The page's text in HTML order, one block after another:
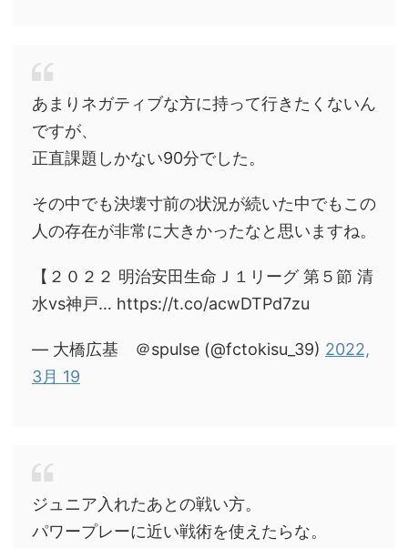
あまりネガティブな方に持って行きたくないん
ですが、
正直課題しかない90分でした。
その中でも決壊寸前の状況が続いた中でもこの
人の存在が非常に大きかったなと思いますね。
【２０２２ 明治安田生命Ｊ１リーグ 第５節 清
水vs神戸… https://t.co/acwDTPd7zu
— 大橋広基 ＠spulse (@fctokisu_39) 2022,
3月 19
ジュニア入れたあとの戦い方。
パワープレーに近い戦術を使えたらな。